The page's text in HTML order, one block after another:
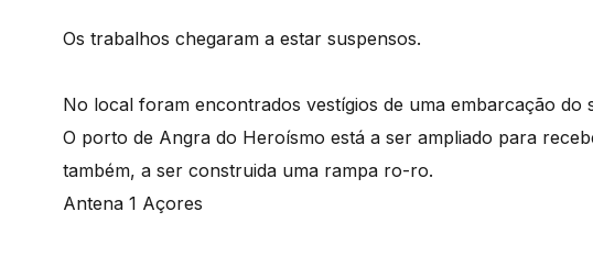
Os trabalhos chegaram a estar suspensos.
No local foram encontrados vestígios de uma embarcação do
O porto de Angra do Heroísmo está a ser ampliado para
também, a ser construida uma rampa ro-ro.
Antena 1 Açores